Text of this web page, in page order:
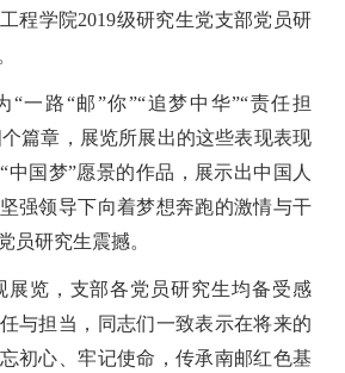
程学院2019级研究生党支部党员研
“一路“邮”你”“追梦中华”“责任担
个篇章，展览所展出的这些表现表现
中国梦”愿景的作品，展示出中国人
强领导下向着梦想奔跑的激情与干
员研究生震撼。
展览，支部各党员研究生均备受感
与担当，同志们一致表示在将来的
初心、牢记使命，传承南邮红色基